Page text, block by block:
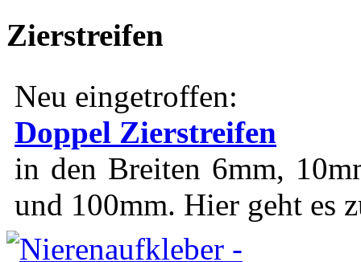
Zierstreifen
Neu eingetroffen:
Doppel Zierstreifen
in den Breiten 6mm,
und 100mm. Hier geht es